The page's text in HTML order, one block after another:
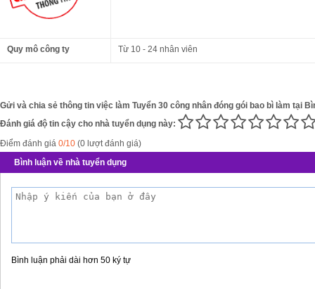
Quy mô công ty Từ 10 - 24 nhân viên
Gửi và chia sẻ thông tin việc làm Tuyển 30 công nhân đóng gói bao bì làm tại
Đánh giá độ tin cậy cho nhà tuyển dụng này:
Điểm đánh giá 0/10 (0 lượt đánh giá)
Bình luận về nhà tuyển dụng
Bình luận phải dài hơn 50 ký tự